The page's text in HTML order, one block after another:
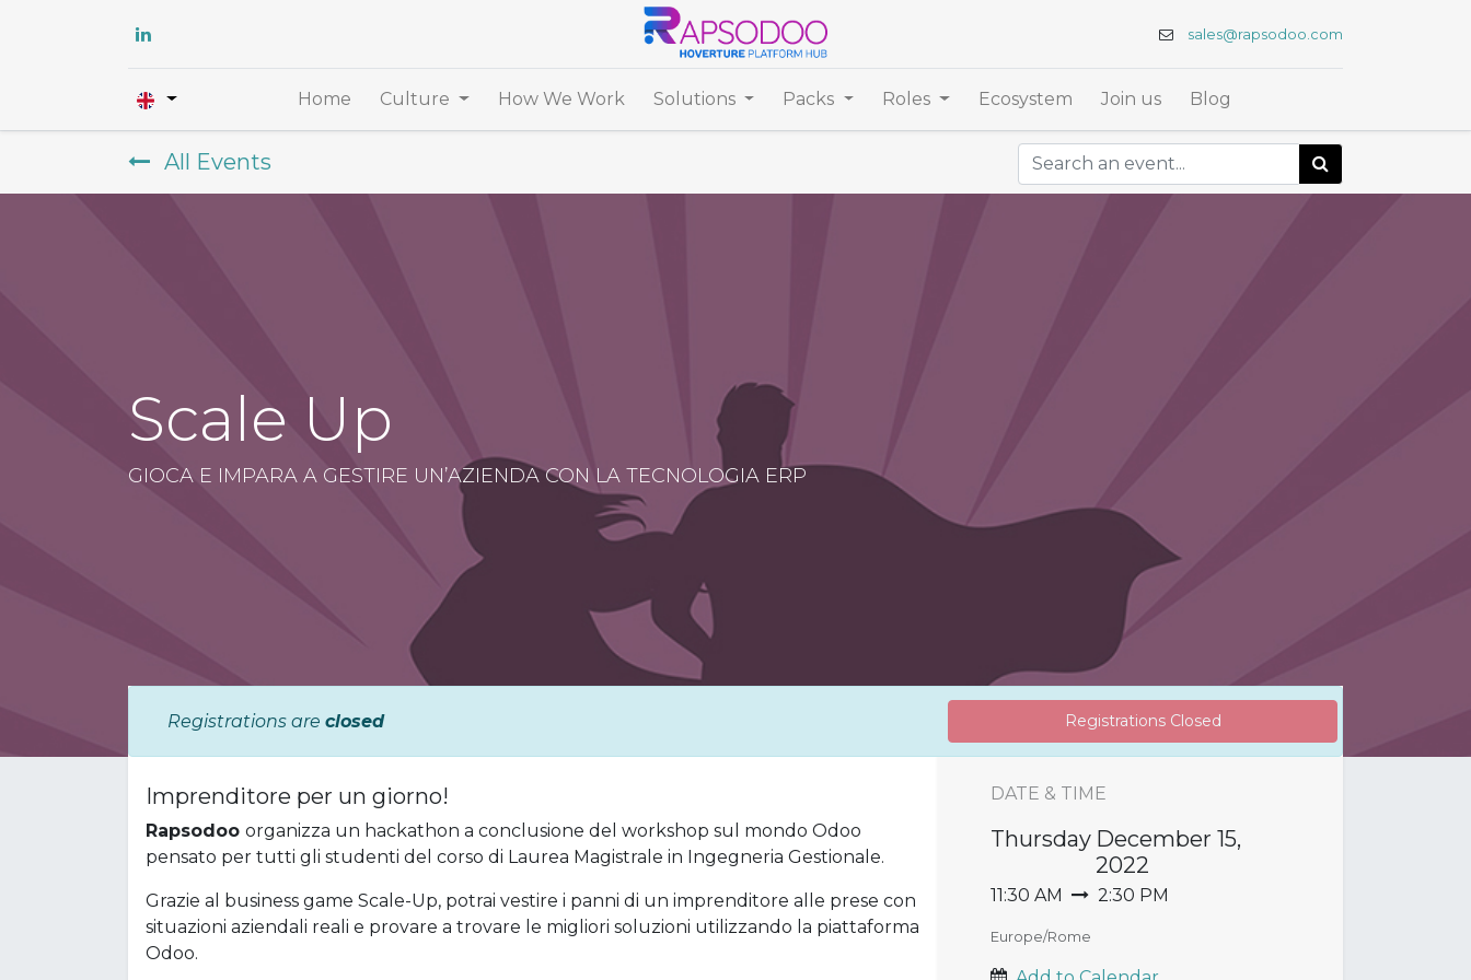
sales@rapsodoo.com
Home Culture How We Work Solutions Packs Roles Ecosystem Join us Blog
All Events
Scale Up
GIOCA E IMPARA A GESTIRE UN’AZIENDA CON LA TECNOLOGIA ERP
Registrations are closed Registrations Closed
Imprenditore per un giorno!
Rapsodoo organizza un hackathon a conclusione del workshop sul mondo Odoo
pensato per tutti gli studenti del corso di Laurea Magistrale in Ingegneria Gestionale.
Grazie al business game Scale-Up, potrai vestire i panni di un imprenditore alle prese con
situazioni aziendali reali e provare a trovare le migliori soluzioni utilizzando la piattaforma
Odoo.
DATE & TIME
Thursday December 15,
2022
11:30 AM 2:30 PM
Europe/Rome